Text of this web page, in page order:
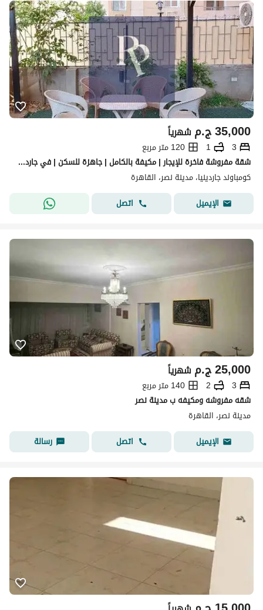
ج.م35,000 شهرياً
3
1
120 متر مربع
شقة مفروشة فاخرة للإيجار | مكيفة بالكامل | جاهزة للسكن | في جاردينيا سيتي بالقرب من مطار القاهرة الدولي.
كومباوند جاردينيا، مدينة نصر، القاهرة
الإيميل
اتصل
ج.م25,000 شهرياً
3
2
140 متر مربع
شقه مفروشه ومكيفه ب مدينة نصر
مدينة نصر، القاهرة
الإيميل
اتصل رسالة